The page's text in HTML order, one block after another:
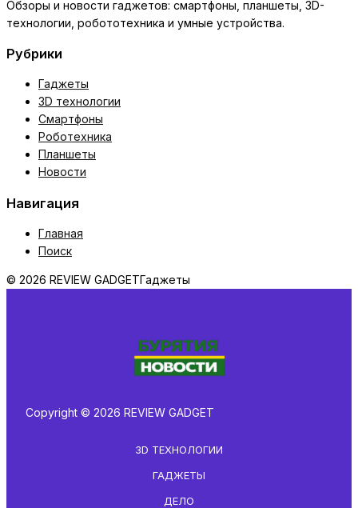
Обзоры и новости гаджетов: смартфоны, планшеты, 3D-
технологии, робототехника и умные устройства.
Рубрики
Гаджеты
3D технологии
Смартфоны
Роботехника
Планшеты
Новости
Навигация
Главная
Поиск
© 2026 REVIEW GADGETГаджеты
Copyright © 2026 REVIEW GADGET
3D ТЕХНОЛОГИИ
ГАДЖЕТЫ
ДЕЛО